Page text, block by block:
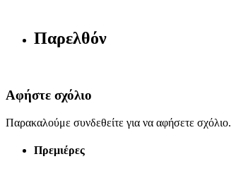
Παρελθόν
Αφήστε σχόλιο
Παρακαλούμε συνδεθείτε για να αφήσετε σχόλιο.
Πρεμιέρες